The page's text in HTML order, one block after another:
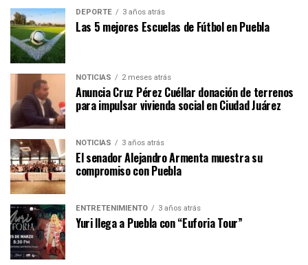
DEPORTE 3 años atrás
Las 5 mejores Escuelas de Fútbol en Puebla
NOTICIAS 2 meses atrás
Anuncia Cruz Pérez Cuéllar donación de terrenos
para impulsar vivienda social en Ciudad Juárez
NOTICIAS 3 años atrás
El senador Alejandro Armenta muestra su
compromiso con Puebla
ENTRETENIMIENTO 3 años atrás
Yuri llega a Puebla con “Euforia Tour”